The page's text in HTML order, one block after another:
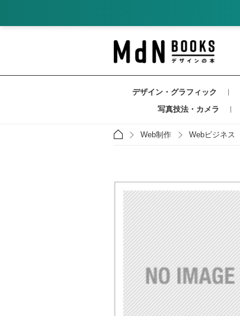
デザイン・グラフィック
写真技法・カメラ
Web制作 Webビジネス